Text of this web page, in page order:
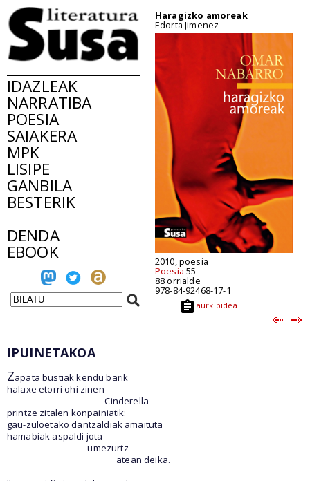
IDAZLEAK
NARRATIBA
POESIA
SAIAKERA
MPK
LISIPE
GANBILA
BESTERIK
DENDA
EBOOK
Haragizko amoreak
Edorta Jimenez
2010, poesia
Poesia 55
88 orrialde
978-84-92468-17-1
aurkibidea
IPUINETAKOA
Zapata bustiak kendu barik
halaxe etorri ohi zinen
Cinderella
printze zitalen konpainiatik:
gau-zuloetako dantzaldiak amaituta
hamabiak aspaldi jota
umezurtz
atean deika.